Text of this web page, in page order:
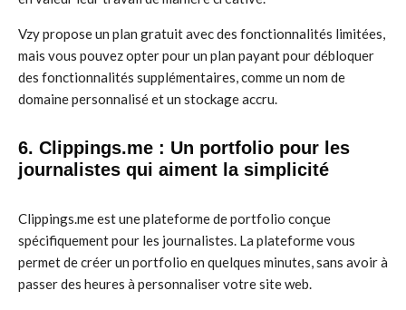
Vzy propose un plan gratuit avec des fonctionnalités limitées,
mais vous pouvez opter pour un plan payant pour débloquer
des fonctionnalités supplémentaires, comme un nom de
domaine personnalisé et un stockage accru.
6. Clippings.me : Un portfolio pour les
journalistes qui aiment la simplicité
Clippings.me est une plateforme de portfolio conçue
spécifiquement pour les journalistes. La plateforme vous
permet de créer un portfolio en quelques minutes, sans avoir à
passer des heures à personnaliser votre site web.